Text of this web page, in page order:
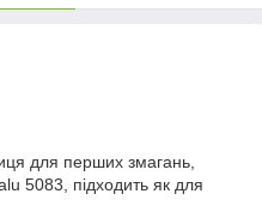
для перших змагань,
5083, підходить як для